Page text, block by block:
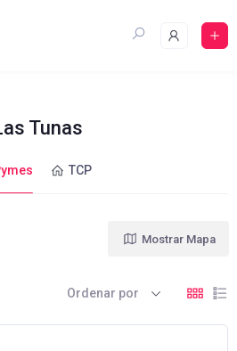
Tunas
TCP
Mostrar Mapa
Ordenar por